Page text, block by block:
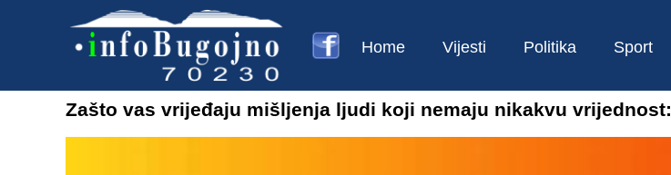
Home Vijesti Politika Sport
Zašto vas vrijeđaju mišljenja ljudi koji nemaju nikakvu vrijednost: